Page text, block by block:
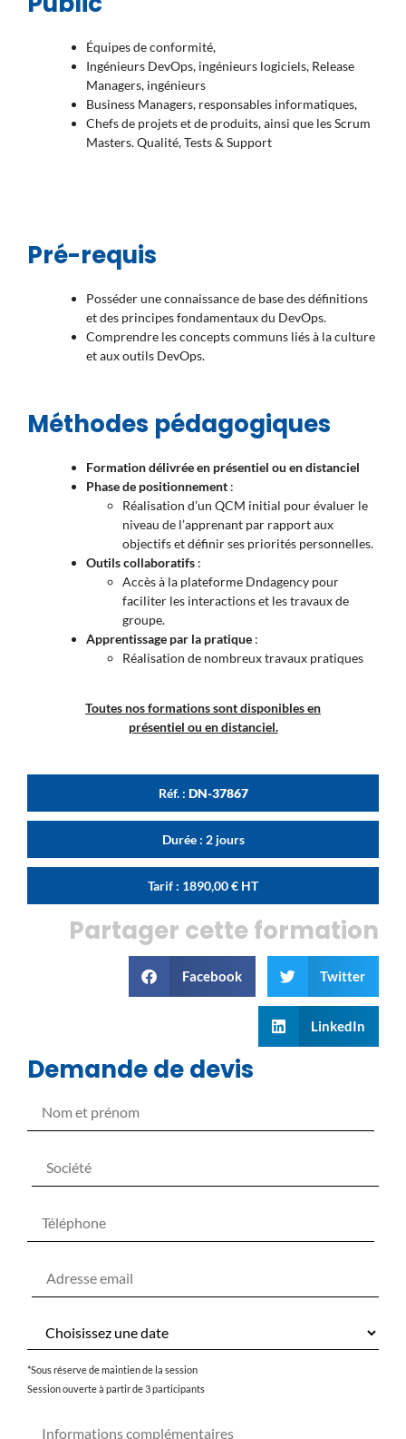
Équipes de conformité,
Ingénieurs DevOps, ingénieurs logiciels, Release
Managers, ingénieurs
Business Managers, responsables informatiques,
Chefs de projets et de produits, ainsi que les Scrum
Masters. Qualité, Tests & Support
Pré-requis
Posséderune connaissance de base des définitions
et des principes fondamentaux du DevOps.
Comprendre les concepts communs liés à la culture
et aux outils DevOps.
Méthodes pédagogiques
Formation délivrée en présentiel ou en distanciel
Phase de positionnement :
Réalisation d’un QCM initial pour évaluer le
niveau de l’apprenant par rapport aux
objectifs et définir ses priorités personnelles.
Outils collaboratifs :
Accès à la plateforme Dndagency pour
faciliter les interactions et les travaux de
groupe.
Apprentissage par la pratique :
Réalisation de nombreux travaux pratiques
Toutes nos formations sont disponibles en
présentiel ou en distanciel.
Réf. : DN-37867
Durée : 2 jours
Tarif : 1890,00€ HT
Partager cette formation
Facebook Twitter
LinkedIn
Demande de devis
*Sous réserve de maintien de la session
Session ouverte à partir de 3 participants